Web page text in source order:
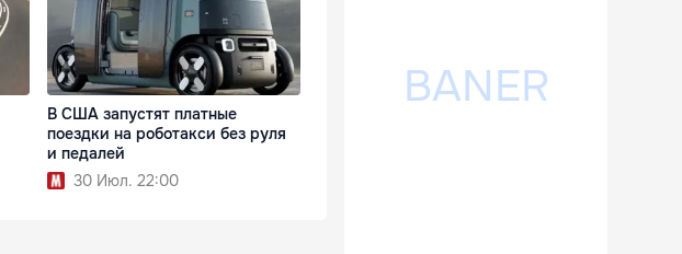
В США запустят платные
поездки на роботакси без руля
и педалей
30 Июл. 22:00